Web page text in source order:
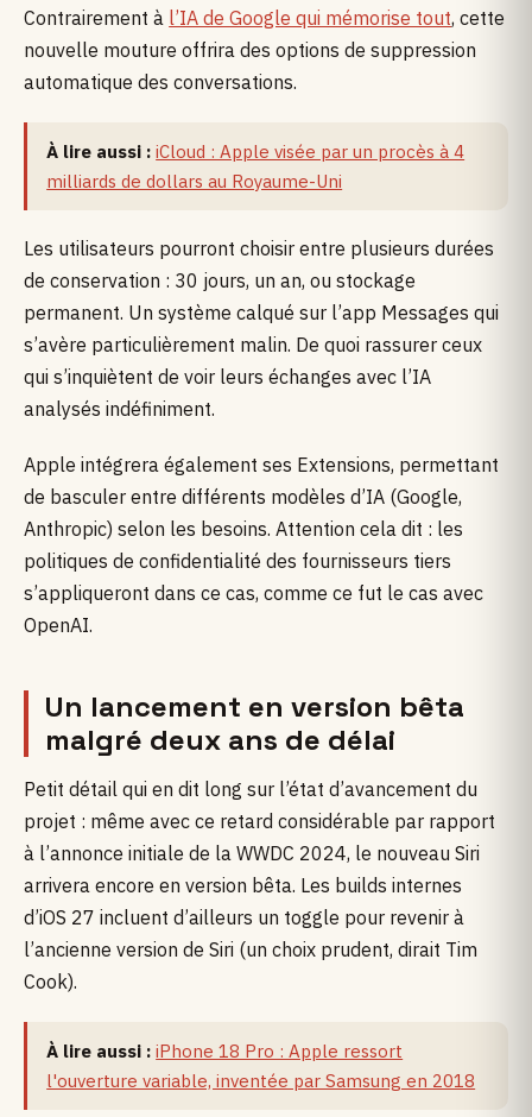
Contrairement à l’IA de Google qui mémorise tout, cette
nouvelle mouture offrira des options de suppression
automatique des conversations.
À lire aussi : iCloud : Apple visée par un procès à 4
milliards de dollars au Royaume-Uni
Les utilisateurs pourront choisir entre plusieurs durées
de conservation : 30 jours, un an, ou stockage
permanent. Un système calqué sur l’app Messages qui
s’avère particulièrement malin. De quoi rassurer ceux
qui s’inquiètent de voir leurs échanges avec l’IA
analysés indéfiniment.
Apple intégrera également ses Extensions, permettant
de basculer entre différents modèles d’IA (Google,
Anthropic) selon les besoins. Attention cela dit : les
politiques de confidentialité des fournisseurs tiers
s’appliqueront dans ce cas, comme ce fut le cas avec
OpenAI.
Un lancement en version bêta
malgré deux ans de délai
Petit détail qui en dit long sur l’état d’avancement du
projet : même avec ce retard considérable par rapport
à l’annonce initiale de la WWDC 2024, le nouveau Siri
arrivera encore en version bêta. Les builds internes
d’iOS 27 incluent d’ailleurs un toggle pour revenir à
l’ancienne version de Siri (un choix prudent, dirait Tim
Cook).
À lire aussi : iPhone 18 Pro : Apple ressort
l'ouverture variable, inventée par Samsung en 2018